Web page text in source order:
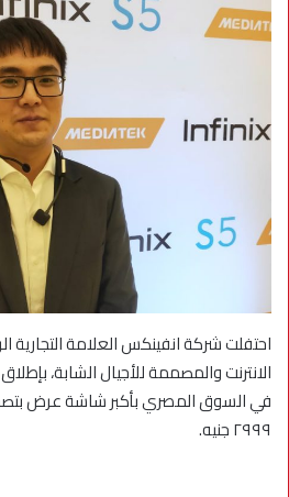
احتفلت شركة انفينكس العلامة التجارية
٢٩٩٩ جنيه.